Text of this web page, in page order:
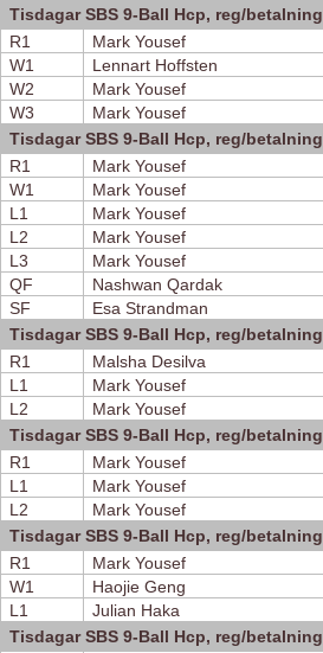
Tisdagar SBS 9-Ball Hcp, reg/
R1
Mark Yousef
W1
Lennart Hoffsten
W2
Mark Yousef
W3
Mark Yousef
Tisdagar SBS 9-Ball Hcp, reg/
R1
Mark Yousef
W1
Mark Yousef
L1
Mark Yousef
L2
Mark Yousef
L3
Mark Yousef
QF
Nashwan Qardak
SF
Esa Strandman
Tisdagar SBS 9-Ball Hcp, reg/
R1
Malsha Desilva
L1
Mark Yousef
L2
Mark Yousef
Tisdagar SBS 9-Ball Hcp, reg/
R1
Mark Yousef
L1
Mark Yousef
L2
Mark Yousef
Tisdagar SBS 9-Ball Hcp, reg/
R1
Mark Yousef
W1
Haojie Geng
L1
Julian Haka
Tisdagar SBS 9-Ball Hcp, reg/